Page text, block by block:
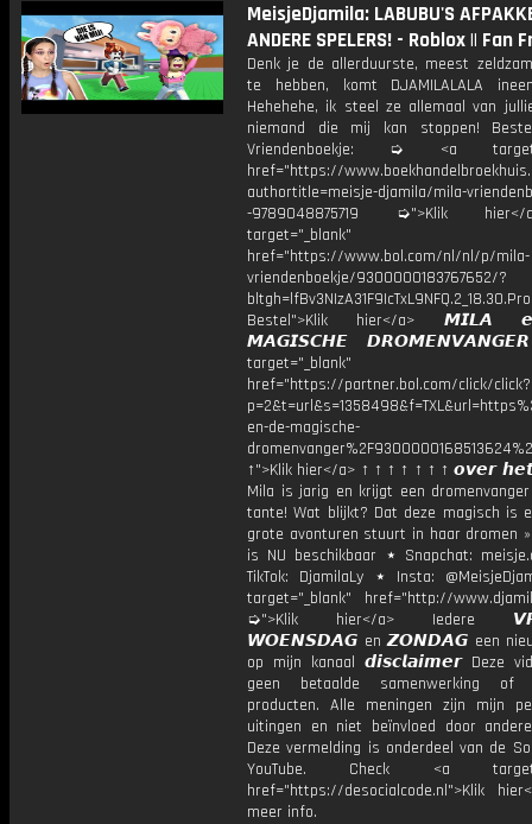
MeisjeDjamila: LABUBU'S
ANDERE SPELERS! - Roblox || Fan
Denk je de allerduurste, meest
te hebben, komt DJAMILALALA
Hehehehe, ik steel ze allemaal van
niemand die mij kan stoppen!
Vriendenboekje: ➭ <a
href="https://
authortitle=meisje-djamila/mila-
-9789048875719 ➭">Klik
target="_blank"
href="https://www.bol.com/nl/nl/p/mila-
vriendenboekje/9300000183767652/?
Bestel">Klik hier</a>
𝙈𝘼𝙂𝙄𝙎𝘾𝙃𝙀
target="_blank"
href="https://partner.bol.com/click/click?
en-de-magische-
↑">Klik hier</a> ↑ ↑ ↑ ↑ ↑ ↑ ↑ 𝙤𝙫𝙚𝙧
Mila is jarig en krijgt een
tante! Wat blijkt? Dat deze magisch is
grote avonturen stuurt in haar dromen
is NU beschikbaar ⋆ Snapchat:
TikTok: DjamilaLy ⋆ Insta:
target="_blank" href="http://
➭">Klik hier</a> Iedere
𝙒𝙊𝙀𝙉𝙎𝘿𝘼𝙂 en 𝙕𝙊𝙉𝘿𝘼𝙂 een
op mijn kanaal 𝙙𝙞𝙨𝙘𝙡𝙖𝙞𝙢𝙚𝙧 Deze
geen betaalde samenwerking of
producten. Alle meningen zijn mijn
uitingen en niet beïnvloed door
Deze vermelding is onderdeel van de
YouTube. Check <a
href="https://desocialcode.nl">Klik
meer info.